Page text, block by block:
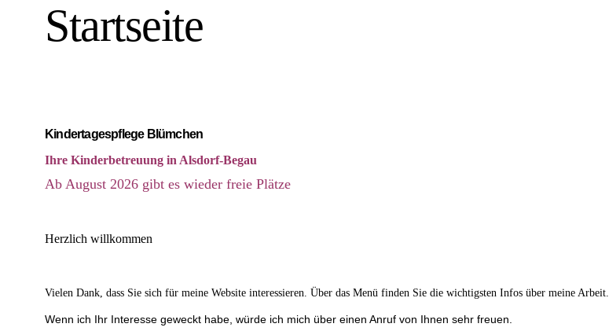
Startseite
Kindertagespflege Blümchen
Ihre Kinderbetreuung in Alsdorf-Begau
Ab August 2026 gibt es wieder freie Plätze
Herzlich willkommen
Vielen Dank, dass Sie sich für meine Website interessieren. Über das Menü finden Sie die wichtigsten Infos über meine Arbeit.
Wenn ich Ihr Interesse geweckt habe, würde ich mich über einen Anruf von Ihnen sehr freuen.